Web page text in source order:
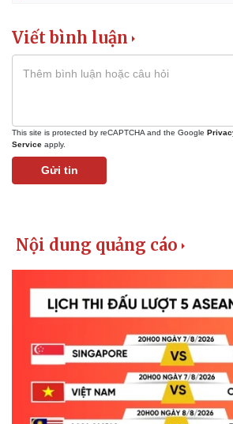
Khởi nghiệp
Tiêu
Viết bình luận
This site is protected by reCAPTCHA and the Google
Service apply.
Gửi tin